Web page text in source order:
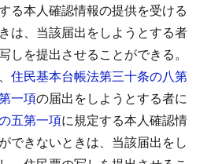
る本人確認情報の提供を受ける
は、当該届出をしようとする者
しを提出させることができる。
住民基本台帳法第三十条の八第
一項の届出をしようとする者に
五第一項に規定する本人確認情
できないときは、当該届出をし